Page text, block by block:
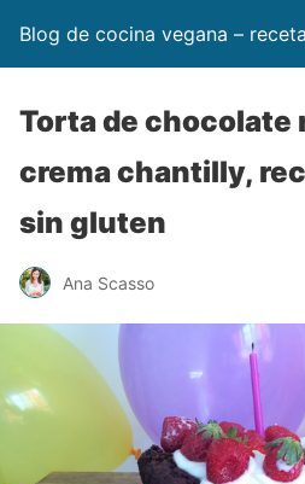
Blog de cocina vegana –
Torta de chocolate
crema chantilly,
sin gluten
Ana Scasso